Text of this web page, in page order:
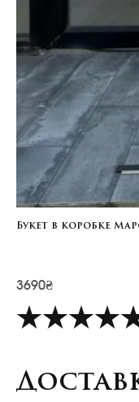
Букет в коробке
3690₴